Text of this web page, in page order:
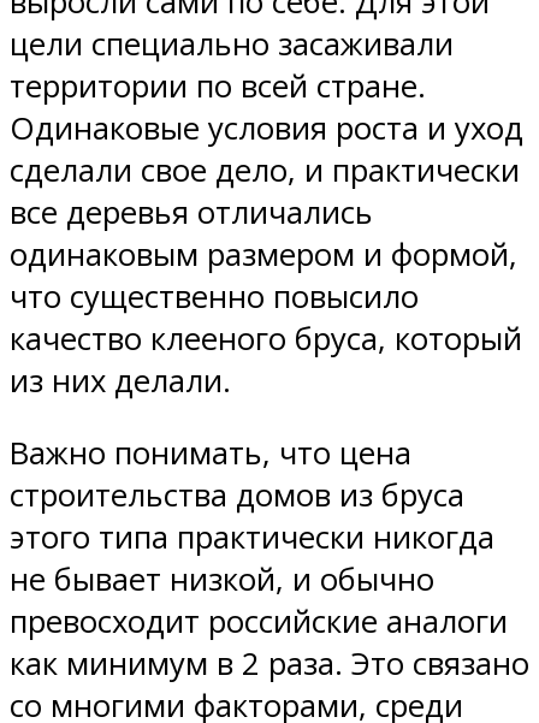
цели специально засаживали
территории по всей стране.
Одинаковые условия роста и уход
сделали свое дело, и практически
все деревья отличались
одинаковым размером и формой,
что существенно повысило
качество клееного бруса, который
из них делали.
Важно понимать, что цена
строительства домов из бруса
этого типа практически никогда
не бывает низкой, и обычно
превосходит российские аналоги
как минимум в 2 раза. Это связано
со многими факторами, среди